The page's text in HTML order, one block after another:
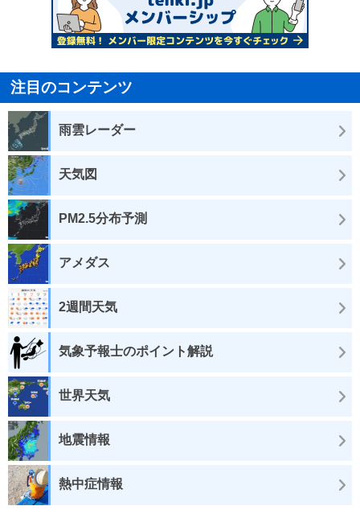
注目のコンテンツ
雨雲レーダー
天気図
PM2.5分布予測
アメダス
2週間天気
気象予報士のポイント解説
世界天気
地震情報
熱中症情報